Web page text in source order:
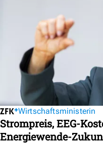
Wirtschaftsministerin
Strompreis, EEG-
Energiewende-